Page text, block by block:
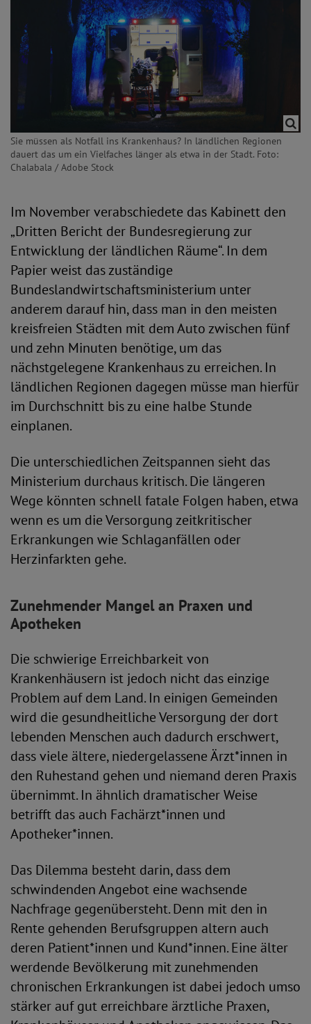
Sie müssen als Notfall ins Krankenhaus? In ländlichen Regionen
dauert das um ein Vielfaches länger als etwa in der Stadt. Foto:
Chalabala / Adobe Stock
Im November verabschiedete das Kabinett den
„Dritten Bericht der Bundesregierung zur
Entwicklung der ländlichen Räume“. In dem
Papier weist das zuständige
Bundeslandwirtschaftsministerium unter
anderem darauf hin, dass man in den meisten
kreisfreien Städten mit dem Auto zwischen fünf
und zehn Minuten benötige, um das
nächstgelegene Krankenhaus zu erreichen. In
ländlichen Regionen dagegen müsse man hierfür
im Durchschnitt bis zu eine halbe Stunde
einplanen.
Die unterschiedlichen Zeitspannen sieht das
Ministerium durchaus kritisch. Die längeren
Wege könnten schnell fatale Folgen haben, etwa
wenn es um die Versorgung zeitkritischer
Erkrankungen wie Schlaganfällen oder
Herzinfarkten gehe.
Zunehmender Mangel an Praxen und
Apotheken
Die schwierige Erreichbarkeit von
Krankenhäusern ist jedoch nicht das einzige
Problem auf dem Land. In einigen Gemeinden
wird die gesundheitliche Versorgung der dort
lebenden Menschen auch dadurch erschwert,
dass viele ältere, niedergelassene Ärzt*innen in
den Ruhestand gehen und niemand deren Praxis
übernimmt. In ähnlich dramatischer Weise
betrifft das auch Fachärzt*innen und
Apotheker*innen.
Das Dilemma besteht darin, dass dem
schwindenden Angebot eine wachsende
Nachfrage gegenübersteht. Denn mit den in
Rente gehenden Berufsgruppen altern auch
deren Patient*innen und Kund*innen. Eine älter
werdende Bevölkerung mit zunehmenden
chronischen Erkrankungen ist dabei jedoch umso
stärker auf gut erreichbare ärztliche Praxen,